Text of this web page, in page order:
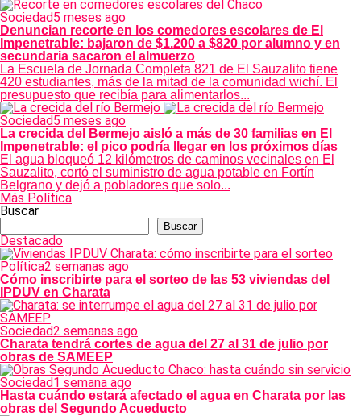
Sociedad5 meses ago
Denuncian recorte en los comedores escolares de El
Impenetrable: bajaron de $1.200 a $820 por alumno y en
secundaria sacaron el almuerzo
La Escuela de Jornada Completa 821 de El Sauzalito tiene
420 estudiantes, más de la mitad de la comunidad wichí. El
presupuesto que recibía para alimentarlos...
Sociedad5 meses ago
La crecida del Bermejo aisló a más de 30 familias en El
Impenetrable: el pico podría llegar en los próximos días
El agua bloqueó 12 kilómetros de caminos vecinales en El
Sauzalito, cortó el suministro de agua potable en Fortín
Belgrano y dejó a pobladores que solo...
Más Política
Buscar
Buscar
Destacado
Política2 semanas ago
Cómo inscribirte para el sorteo de las 53 viviendas del
IPDUV en Charata
Sociedad2 semanas ago
Charata tendrá cortes de agua del 27 al 31 de julio por
obras de SAMEEP
Sociedad1 semana ago
Hasta cuándo estará afectado el agua en Charata por las
obras del Segundo Acueducto